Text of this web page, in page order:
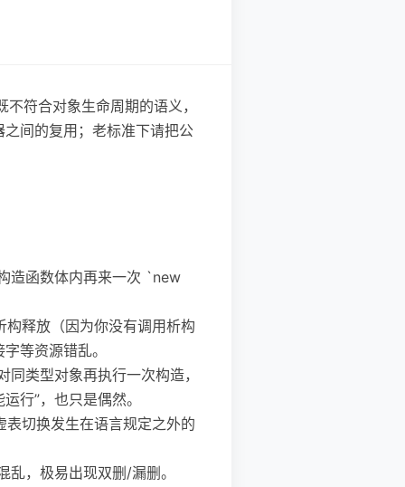
符合对象生命周期的语义，
间的复用；老标准下请把公
造函数体内再来一次 `new
释放（因为你没有调用析构
等资源错乱。
类型对象再执行一次构造，
行”，也只是偶然。
切换发生在语言规定之外的
，极易出现双删/漏删。